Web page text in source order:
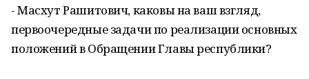
- Масхут Рашитович, каковы на ваш взгляд,
первоочередные задачи по реализации основных
положений в Обращении Главы республики?